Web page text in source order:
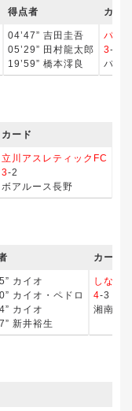
得点者 カー
04’47” 吉田圭吾
05’29” 田村龍太郎
19’59” 橋本澪良
バサ
3-2
バル
カード
立川アスレティックFC
3-2
ボアルース長野
カード
カイオ
カイオ・ペドロ
カイオ
新井裕生
しなが
4-3
湘南ベ